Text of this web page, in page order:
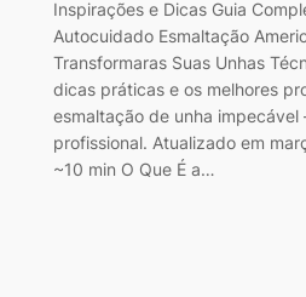
Inspirações e Dicas Guia
Autocuidado Esmaltação
Transformaras Suas Unhas
dicas práticas e os melhores
esmaltação de unha
profissional. Atualizado em
~10 min O Que É a…